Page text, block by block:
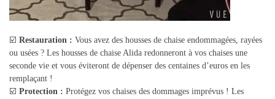
☑️ Restauration : Vous avez des housses de chaise endommagées, rayées
ou usées ? Les housses de chaise Alida redonneront à vos chaises une
seconde vie et vous éviteront de dépenser des centaines d’euros en les
remplaçant !
☑️ Protection : Protégez vos chaises des dommages imprévus ! Les